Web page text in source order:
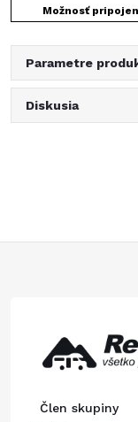
Možnosť
Parametre
Diskusia
Člen skupiny